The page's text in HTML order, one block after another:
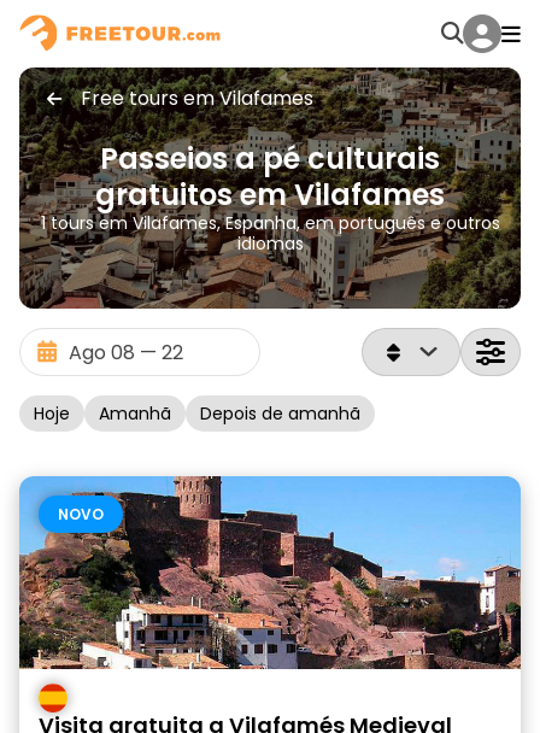
Free tours em Vilafames
Passeios a pé culturais
gratuitos em Vilafames
1 tours em Vilafames, Espanha, em português e outros
idiomas
Hoje Amanhã Depois de amanhã
NOVO
Visita gratuita a Vilafamés Medieval